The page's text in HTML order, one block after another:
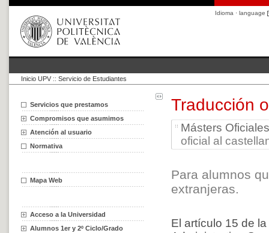
Idioma · language
Inicio UPV :: Servicio de Estudiantes
Servicios que prestamos
Compromisos que asumimos
Atención al usuario
Normativa
Mapa Web
Acceso a la Universidad
Alumnos 1er y 2º Ciclo/Grado
Traducción
Másters
oficial al
Para alumnos
extranjeras.
El artículo 15 de